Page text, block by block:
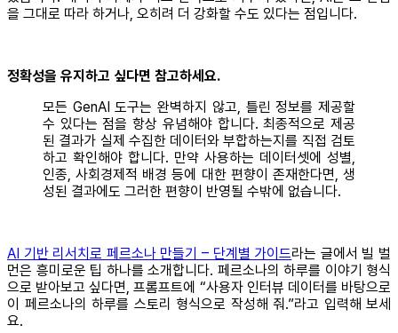
을 그대로 따라 하거나, 오히려 더 강화할 수도 있다는 점입니다.
정확성을 유지하고 싶다면 참고하세요.
모든 GenAI 도구는 완벽하지 않고, 틀린 정보를 제공할
수 있다는 점을 항상 유념해야 합니다. 최종적으로 제공
된 결과가 실제 수집한 데이터와 부합하는지를 직접 검토
하고 확인해야 합니다. 만약 사용하는 데이터셋에 성별,
인종, 사회경제적 배경 등에 대한 편향이 존재한다면, 생
성된 결과에도 그러한 편향이 반영될 수밖에 없습니다.
AI 기반 리서치로 페르소나 만들기 – 단계별 가이드라는 글에서 빌 벌
먼은 흥미로운 팁 하나를 소개합니다. 페르소나의 하루를 이야기 형식
으로 받아보고 싶다면, 프롬프트에 “사용자 인터뷰 데이터를 바탕으로
이 페르소나의 하루를 스토리 형식으로 작성해 줘.”라고 입력해 보세
요.